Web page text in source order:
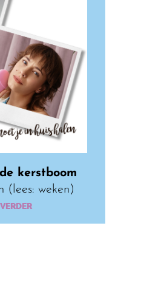
kerstboom
(lees: weken)